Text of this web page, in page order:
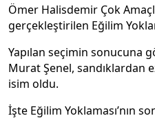
Ömer Halisdemir Çok
gerçekleştirilen Eğilim
Yapılan seçimin sonucuna
Murat Şenel, sandıklardan
isim oldu.
İşte Eğilim Yoklaması’nın